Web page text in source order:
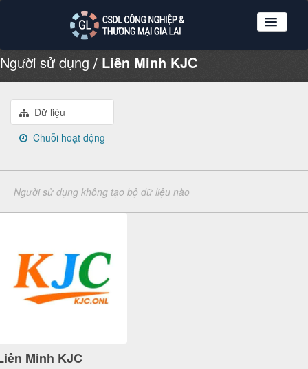
Nhóm dữ liệu
Tổ chức
Giới thiệu
Hướng dẫn sử dụng
Người sử dụng Liên Minh KJC
Dữ liệu
Chuỗi hoạt động
Người sử dụng không tạo bộ dữ liệu nào
Minh KJC